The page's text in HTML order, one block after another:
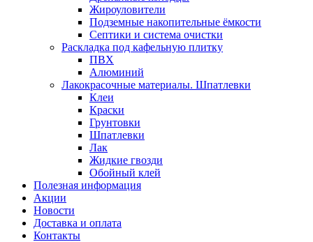
Жироуловители
Подземные накопительные ёмкости
Септики и система очистки
Раскладка под кафельную плитку
ПВХ
Алюминий
Лакокрасочные материалы. Шпатлевки
Клеи
Краски
Грунтовки
Шпатлевки
Лак
Жидкие гвозди
Обойный клей
Полезная информация
Акции
Новости
Доставка и оплата
Контакты